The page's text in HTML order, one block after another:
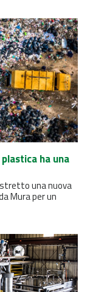
ha una
stretto una nuova
Mura per un